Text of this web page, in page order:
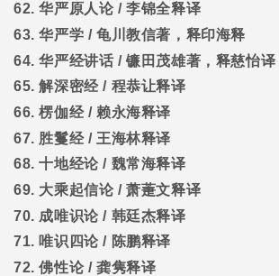
62.华严原人论/李锦全释译
63.华严学 /龟川教信著，释印海释
64.华严经讲话 /镰田茂雄著，释慈怡译
65.解深密经/ 程恭让释译
66.楞伽经/ 赖永海释译
67. 胜鬘经/ 王海林释译
68.十地经论/ 魏常海释译
69. 大乘起信论/萧萐文释译
70. 成唯识论/ 韩廷杰释译
71. 唯识四论/ 陈鹏释译
72.佛性论/龚隽释译